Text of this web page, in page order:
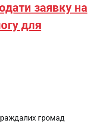
заявку на
для
громад